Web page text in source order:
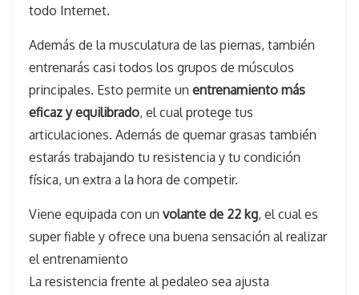
todo Internet.
Además de la musculatura de las piernas, también
entrenarás casi todos los grupos de músculos
principales. Esto permite un entrenamiento más
eficaz y equilibrado, el cual protege tus
articulaciones. Además de quemar grasas también
estarás trabajando tu resistencia y tu condición
física, un extra a la hora de competir.
Viene equipada con un volante de 22 kg, el cual es
super fiable y ofrece una buena sensación al realizar
el entrenamiento
La resistencia frente al pedaleo sea ajusta